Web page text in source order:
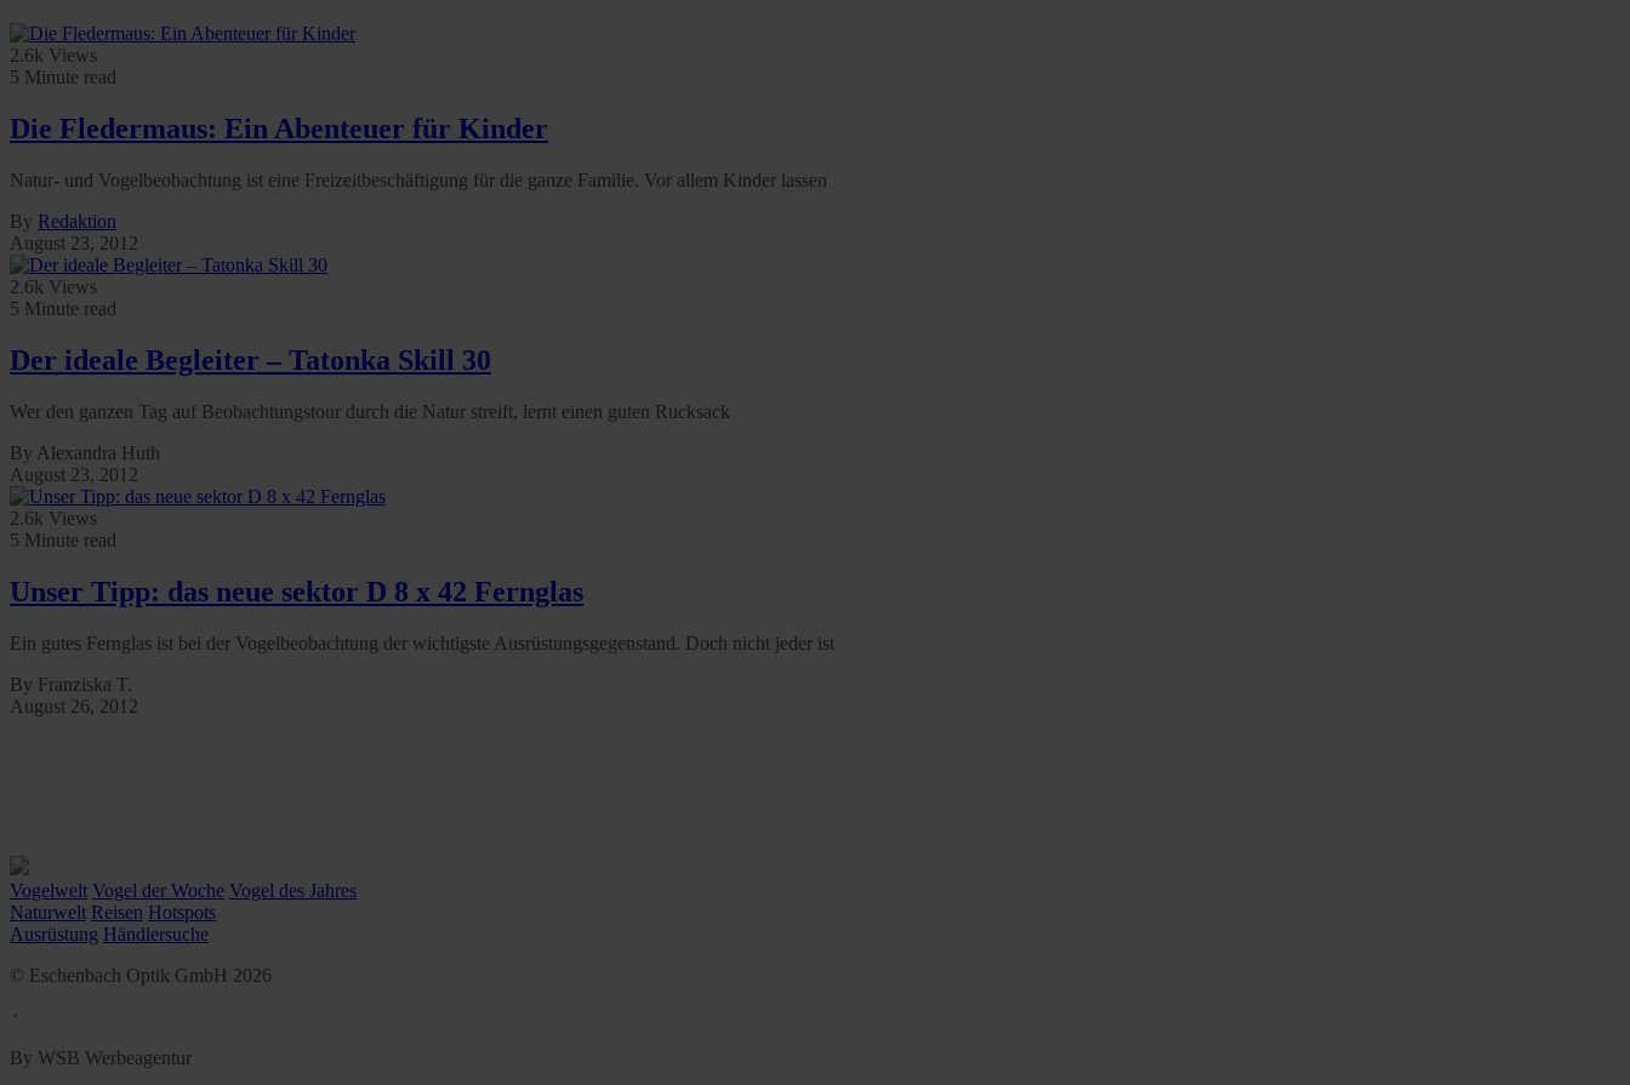
2.6k Views
5 Minute read
Die Fledermaus: Ein Abenteuer für Kinder
Natur- und Vogelbeobachtung ist eine Freizeitbeschäftigung für die ganze Familie. Vor allem Kinder lassen
By Redaktion
August 23, 2012
2.6k Views
5 Minute read
Der ideale Begleiter – Tatonka Skill 30
Wer den ganzen Tag auf Beobachtungstour durch die Natur streift, lernt einen guten Rucksack
By Alexandra Huth
August 23, 2012
2.6k Views
5 Minute read
Unser Tipp: das neue sektor D 8 x 42 Fernglas
Ein gutes Fernglas ist bei der Vogelbeobachtung der wichtigste Ausrüstungsgegenstand. Doch nicht jeder ist
By Franziska T.
August 26, 2012
Vogelwelt Vogel der Woche Vogel des Jahres
Naturwelt Reisen Hotspots
Ausrüstung Händlersuche
© Eschenbach Optik GmbH 2026
᛫
By WSB Werbeagentur